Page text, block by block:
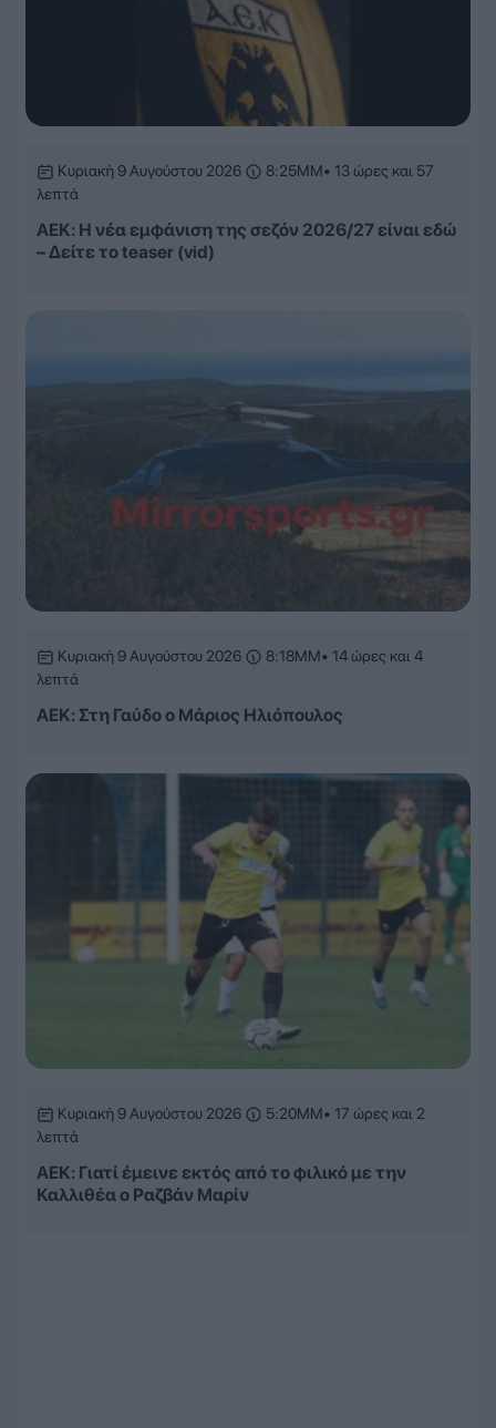
Κυριακή 9 Αυγούστου 2026 8:25ΜΜ• 13 ώρες και 57
λεπτά
ΑΕΚ: Η νέα εμφάνιση της σεζόν 2026/27 είναι εδώ
– Δείτε το teaser (vid)
Κυριακή 9 Αυγούστου 2026 8:18ΜΜ• 14 ώρες και 4
λεπτά
ΑΕΚ: Στη Γαύδο ο Μάριος Ηλιόπουλος
Κυριακή 9 Αυγούστου 2026 5:20ΜΜ• 17 ώρες και 2
λεπτά
ΑΕΚ: Γιατί έμεινε εκτός από το φιλικό με την
Καλλιθέα ο Ραζβάν Μαρίν